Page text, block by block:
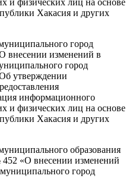
и физических лиц на основе
Хакасия и других
город
внесении изменений в
город
утверждении
информационного
и физических лиц на основе
Хакасия и других
образования
«О внесении изменений
город